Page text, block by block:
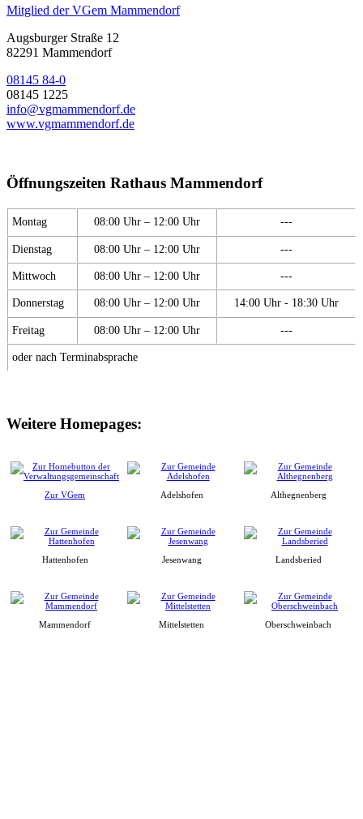
Mitglied der VGem Mammendorf
Augsburger Straße 12
82291 Mammendorf
08145 84-0
08145 1225
info@vgmammendorf.de
www.vgmammendorf.de
Öffnungszeiten Rathaus Mammendorf
Montag 08:00 Uhr – 12:00 Uhr ---
Dienstag 08:00 Uhr – 12:00 Uhr ---
Mittwoch 08:00 Uhr – 12:00 Uhr ---
Donnerstag 08:00 Uhr – 12:00 Uhr 14:00 Uhr - 18:30 Uhr
Freitag 08:00 Uhr – 12:00 Uhr ---
oder nach Terminabsprache
Weitere Homepages:
Zur VGem Adelshofen Althegnenberg
Hattenhofen Jesenwang Landsberied
Mammendorf Mittelstetten Oberschweinbach